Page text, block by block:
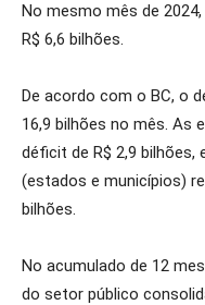
No mesmo mês de
R$ 6,6 bilhões.
De acordo com o BC, o
16,9 bilhões no mês. As
déficit de R$ 2,9 bilhões,
(estados e municípios)
bilhões.
No acumulado de 12
do setor público